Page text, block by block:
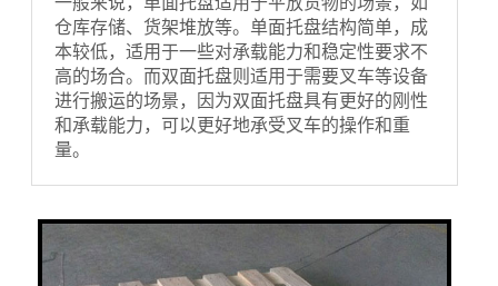
仓库存储、货架堆放等。单面托盘结构简单，成
本较低，适用于一些对承载能力和稳定性要求不
高的场合。而双面托盘则适用于需要叉车等设备
进行搬运的场景，因为双面托盘具有更好的刚性
和承载能力，可以更好地承受叉车的操作和重
量。